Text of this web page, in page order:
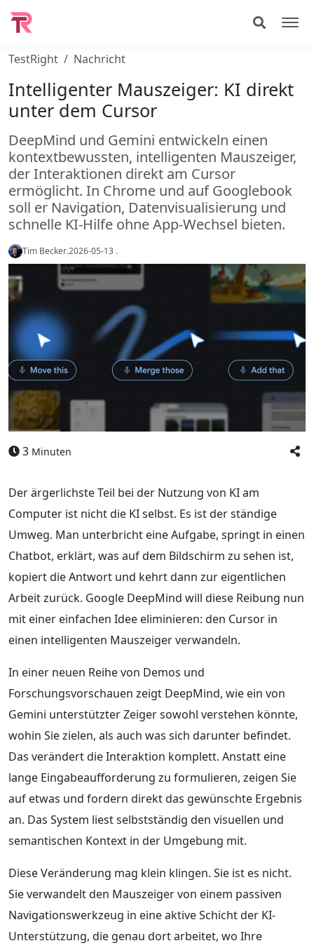
TestRight Nachricht
Intelligenter Mauszeiger: KI direkt
unter dem Cursor
DeepMind und Gemini entwickeln einen
kontextbewussten, intelligenten Mauszeiger,
der Interaktionen direkt am Cursor
ermöglicht. In Chrome und auf Googlebook
soll er Navigation, Datenvisualisierung und
schnelle KI-Hilfe ohne App-Wechsel bieten.
Tim Becker.2026-05-13 .
3 Minuten
Der ärgerlichste Teil bei der Nutzung von KI am
Computer ist nicht die KI selbst. Es ist der ständige
Umweg. Man unterbricht eine Aufgabe, springt in einen
Chatbot, erklärt, was auf dem Bildschirm zu sehen ist,
kopiert die Antwort und kehrt dann zur eigentlichen
Arbeit zurück. Google DeepMind will diese Reibung nun
mit einer einfachen Idee eliminieren: den Cursor in
einen intelligenten Mauszeiger verwandeln.
In einer neuen Reihe von Demos und
Forschungsvorschauen zeigt DeepMind, wie ein von
Gemini unterstützter Zeiger sowohl verstehen könnte,
wohin Sie zielen, als auch was sich darunter befindet.
Das verändert die Interaktion komplett. Anstatt eine
lange Eingabeaufforderung zu formulieren, zeigen Sie
auf etwas und fordern direkt das gewünschte Ergebnis
an. Das System liest selbstständig den visuellen und
semantischen Kontext in der Umgebung mit.
Diese Veränderung mag klein klingen. Sie ist es nicht.
Sie verwandelt den Mauszeiger von einem passiven
Navigationswerkzeug in eine aktive Schicht der KI-
Unterstützung, die genau dort arbeitet, wo Ihre